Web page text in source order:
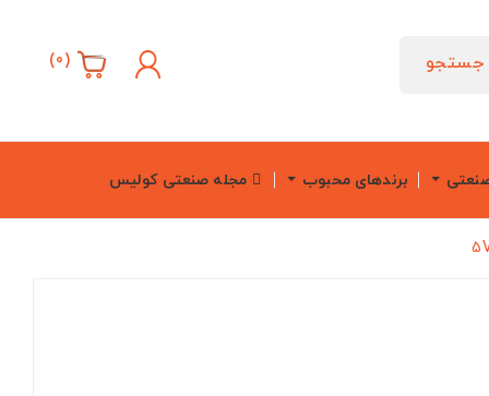
جستجو (
0
)
برندهای محبوب مجله صنعتی کولیس